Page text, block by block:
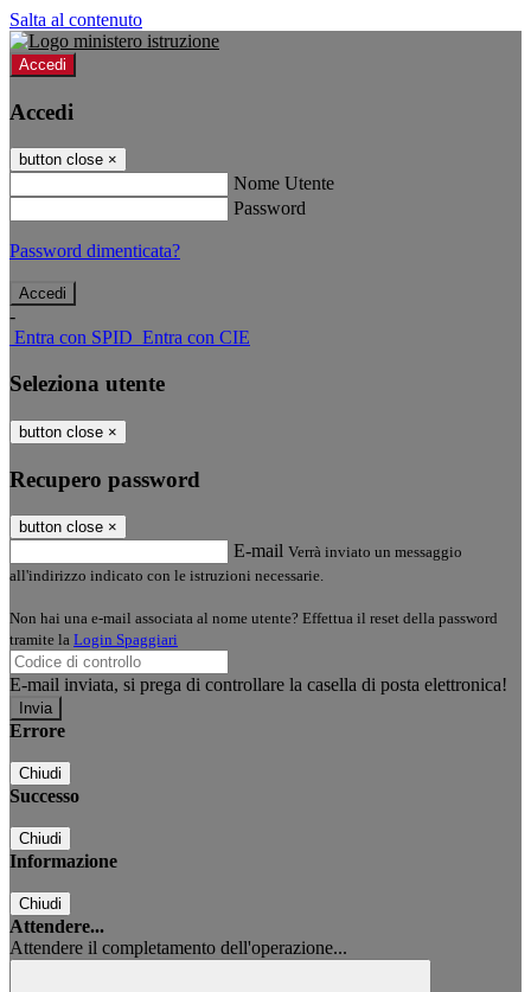
Salta al contenuto
Accedi
Accedi
button close ×
Nome Utente
Password
Password dimenticata?
-
Entra con SPID Entra con CIE
Seleziona utente
button close ×
Recupero password
button close ×
E-mail Verrà inviato un messaggio
all'indirizzo indicato con le istruzioni necessarie.
Non hai una e-mail associata al nome utente? Effettua il reset della password
tramite la Login Spaggiari
E-mail inviata, si prega di controllare la casella di posta elettronica!
Errore
Chiudi
Successo
Chiudi
Informazione
Chiudi
Attendere...
Attendere il completamento dell'operazione...